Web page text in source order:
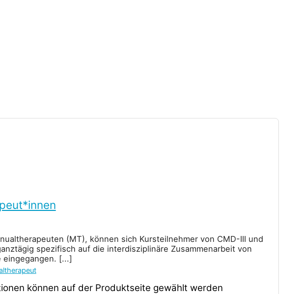
(MT), können sich Kursteilnehmer von CMD-III und
spezifisch auf die interdisziplinäre Zusammenarbeit von
eingegangen. [...]
können auf der Produktseite gewählt werden